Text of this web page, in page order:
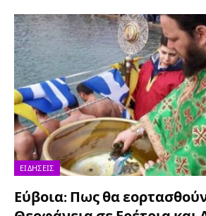
ΕΙΔΉΣΕΙΣ
Εύβοια: Πως θα